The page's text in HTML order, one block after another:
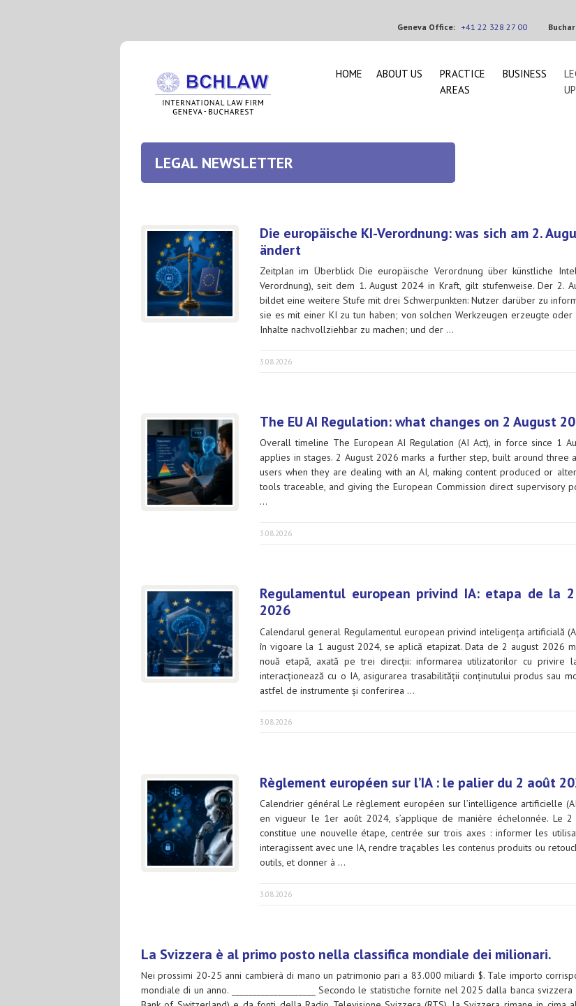
Geneva Office: +41 22 328 27 00
HOME ABOUT US
PRACTICE
AREAS
BUSINESS
LEGAL NEWSLETTER
Die europäische KI-Verordnung: was sich am 2.
ändert
Zeitplan im Überblick Die europäische Verordnung über künstliche
Verordnung), seit dem 1. August 2024 in Kraft, gilt stufenweise. Der 2.
bildet eine weitere Stufe mit drei Schwerpunkten: Nutzer darüber zu
sie es mit einer KI zu tun haben; von solchen Werkzeugen erzeugte oder
Inhalte nachvollziehbar zu machen; und der …
3.08.2026
The EU AI Regulation: what changes on 2 August
Overall timeline The European AI Regulation (AI Act), in force since 1
applies in stages. 2 August 2026 marks a further step, built around three
users when they are dealing with an AI, making content produced or
tools traceable, and giving the European Commission direct supervisory
…
3.08.2026
Regulamentul european privind IA: etapa de la
2026
Calendarul general Regulamentul european privind inteligența artificială
în vigoare la 1 august 2024, se aplică etapizat. Data de 2 august 2026
nouă etapă, axată pe trei direcții: informarea utilizatorilor cu privire
interacționează cu o IA, asigurarea trasabilității conținutului produs sau
astfel de instrumente și conferirea …
3.08.2026
Règlement européen sur l’IA : le palier du 2 août
Calendrier général Le règlement européen sur l’intelligence artificielle
en vigueur le 1er août 2024, s’applique de manière échelonnée. Le
constitue une nouvelle étape, centrée sur trois axes : informer les
interagissent avec une IA, rendre traçables les contenus produits ou
outils, et donner à …
3.08.2026
La Svizzera è al primo posto nella classifica mondiale dei milionari.
Nei prossimi 20-25 anni cambierà di mano un patrimonio pari a 83.000 miliardi $. Tale importo
mondiale di un anno. ____________________ Secondo le statistiche fornite nel 2025 dalla banca svizzera